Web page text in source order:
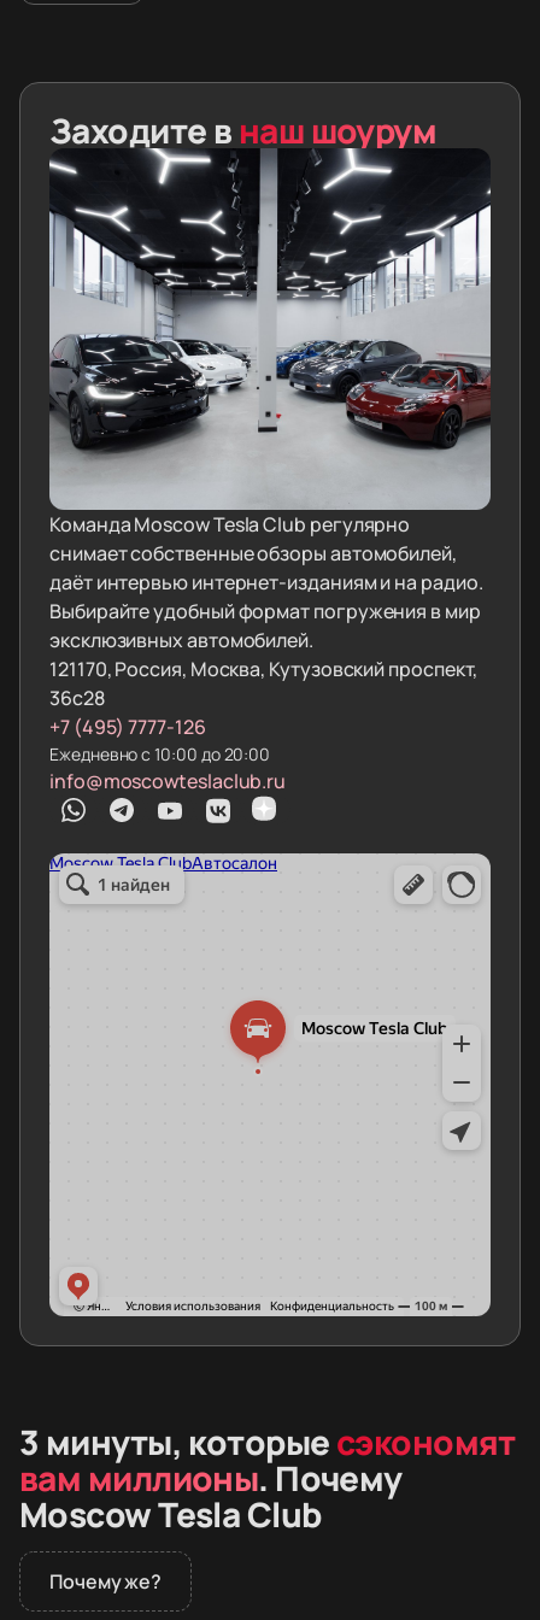
Заходите в наш шоурум
Команда Moscow Tesla Club регулярно
снимает собственные обзоры автомобилей,
даёт интервью интернет-изданиям и на радио.
Выбирайте удобный формат погружения в мир
эксклюзивных автомобилей.
121170, Россия, Москва, Кутузовский проспект,
36с28
+7 (495) 7777-126
Ежедневно с 10:00 до 20:00
info@moscowteslaclub.ru
3 минуты, которыесэкономят
вам миллионы. Почему
Moscow Tesla Club
Почему же?